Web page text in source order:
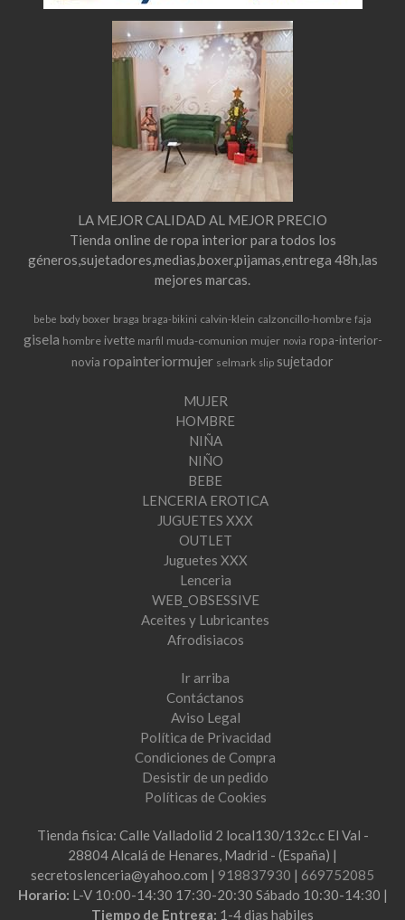
LA MEJOR CALIDAD AL MEJOR PRECIO
Tienda online de ropa interior para todos los
géneros,sujetadores,medias,boxer,pijamas,entrega 48h,las
mejores marcas.
bebe body boxer braga braga-bikini calvin-klein calzoncillo-hombre faja
gisela hombre ivette marfil muda-comunion mujer novia ropa-interior-
novia ropainteriormujer selmark slip sujetador
MUJER
HOMBRE
NIÑA
NIÑO
BEBE
LENCERIA EROTICA
JUGUETES XXX
OUTLET
Juguetes XXX
Lenceria
WEB_OBSESSIVE
Aceites y Lubricantes
Afrodisiacos
Ir arriba
Contáctanos
Aviso Legal
Política de Privacidad
Condiciones de Compra
Desistir de un pedido
Políticas de Cookies
Tienda fisica: Calle Valladolid 2 local130/132c.c El Val -
28804 Alcalá de Henares, Madrid - (España) |
secretoslenceria@yahoo.com | 918837930 | 669752085
Horario: L-V 10:00-14:30 17:30-20:30 Sábado 10:30-14:30 |
Tiempo de Entrega: 1-4 dias habiles